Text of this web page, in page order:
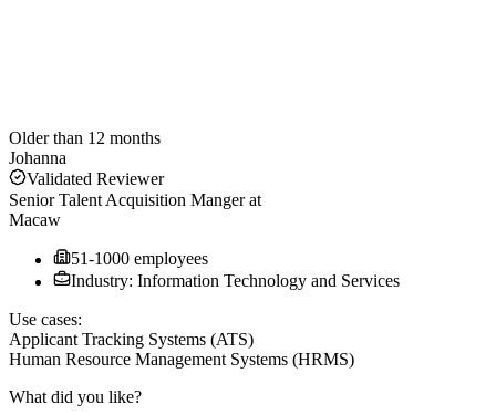
Older than 12 months
Johanna
Validated Reviewer
Senior Talent Acquisition Mangerat
Macaw
51-1000 employees
Industry: Information Technology and Services
Use cases:
Applicant Tracking Systems (ATS)
Human Resource Management Systems (HRMS)
What did you like?